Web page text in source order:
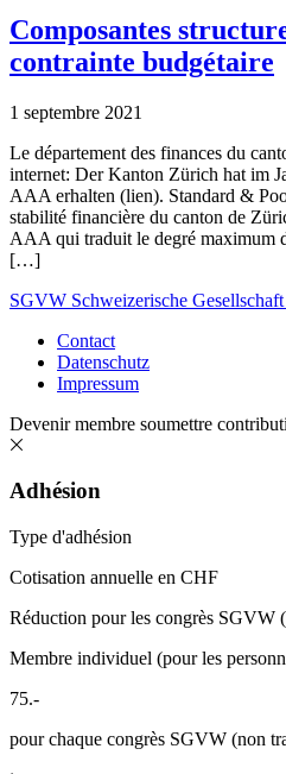
Composantes
contrainte budgétaire
1 septembre 2021
Le département des finances du
internet: Der Kanton Zürich hat im
AAA erhalten (lien). Standard &
stabilité financière du canton de
AAA qui traduit le degré maximum
[…]
SGVW Schweizerische
Contact
Datenschutz
Impressum
Devenir membre soumettre
Adhésion
Type d'adhésion
Cotisation annuelle en CHF
Réduction pour les congrès SGVW
Membre individuel (pour les
75.-
pour chaque congrès SGVW (non